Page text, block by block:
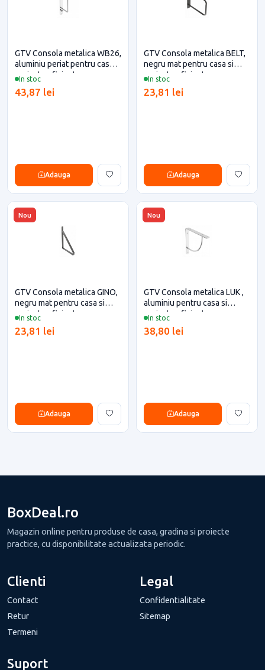
In stoc
GTV Consola metalica WB26,
aluminiu periat pentru casa si
proiecte eficiente
43,87 lei
Adauga
In stoc
GTV Consola metalica BELT,
negru mat pentru casa si
proiecte eficiente
23,81 lei
Adauga
Nou
In stoc
GTV Consola metalica GINO,
negru mat pentru casa si
proiecte eficiente
23,81 lei
Adauga
Nou
In stoc
GTV Consola metalica LUK ,
aluminiu pentru casa si
proiecte eficiente
38,80 lei
Adauga
BoxDeal.ro
Magazin online pentru produse de casa, gradina si proiecte
practice, cu disponibilitate actualizata periodic.
Clienti
Contact
Retur
Termeni
Legal
Confidentialitate
Sitemap
Suport